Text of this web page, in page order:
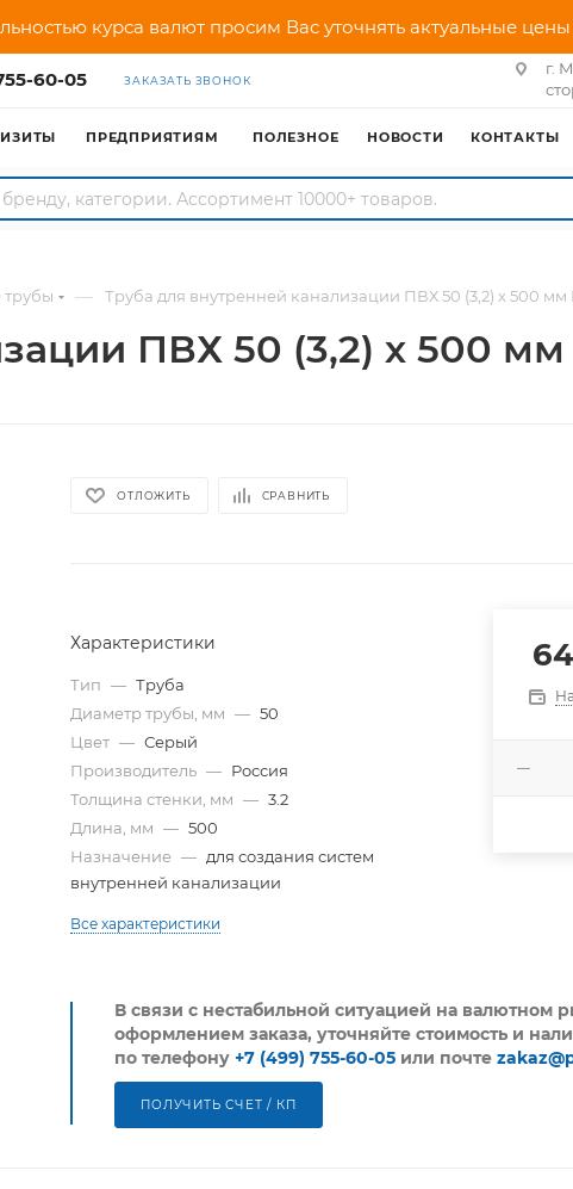
курса валют просим Вас уточнять актуальные
60-05 ЗАКАЗАТЬ ЗВОНОК
г.
ПРЕДПРИЯТИЯМ ПОЛЕЗНОЕ НОВОСТИ КОНТАКТЫ
— Труба для внутренней канализации ПВХ 50 (3,2) х 500 мм
ПВХ 50 (3,2) х 500
ОТЛОЖИТЬ СРАВНИТЬ
Характеристики
Тип — Труба
Диаметр трубы, мм — 50
Цвет — Серый
Производитель — Россия
Толщина стенки, мм — 3.2
Длина, мм — 500
Назначение — для создания систем
внутренней канализации
Все характеристики
64
В связи с нестабильной ситуацией на валютном
оформлением заказа, уточняйте стоимость и
по телефону+7 (499) 755-60-05 или почте
ПОЛУЧИТЬ СЧЕТ / КП